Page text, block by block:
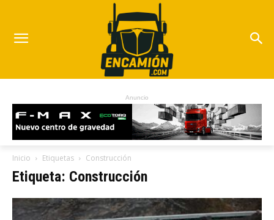
Anuncio
Inicio Etiquetas Construcción
Etiqueta: Construcción